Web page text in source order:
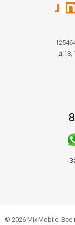
д.18,
© 2026 Mix Mobile. Все